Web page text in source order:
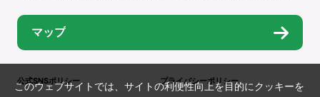
マップ
公式SNSポリシー プライバシーポリシー
このウェブサイトでは、サイトの利便性向上を目的にクッキーを